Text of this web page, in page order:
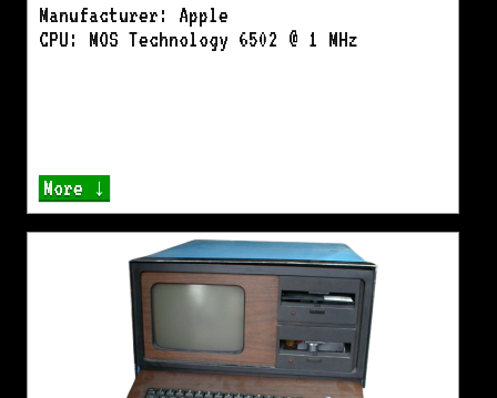
Manufacturer: Apple
CPU: MOS Technology 6502 @ 1 MHz
More ↓